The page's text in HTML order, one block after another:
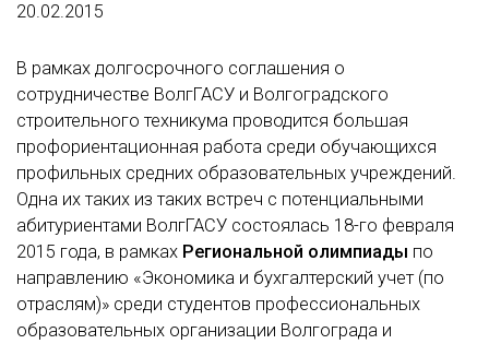
20.02.2015
В рамках долгосрочного соглашения о
сотрудничестве ВолгГАСУ и Волгоградского
строительного техникума проводится большая
профориентационная работа среди обучающихся
профильных средних образовательных учреждений.
Одна их таких из таких встреч с потенциальными
абитуриентами ВолгГАСУ состоялась 18-го февраля
2015 года, в рамках Региональной олимпиады по
направлению «Экономика и бухгалтерский учет (по
отраслям)» среди студентов профессиональных
образовательных организации Волгограда и